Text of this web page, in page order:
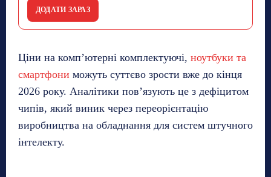
ДОДАТИ ЗАРАЗ
Ціни на комп’ютерні комплектуючі, ноутбуки та
смартфони можуть суттєво зрости вже до кінця
2026 року. Аналітики пов’язують це з дефіцитом
чипів, який виник через переорієнтацію
виробництва на обладнання для систем штучного
інтелекту.